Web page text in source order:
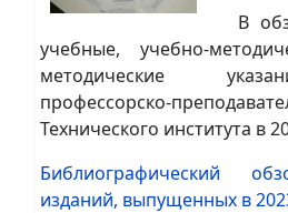
В
учебные, учебно-
методические
профессорско-
Технического института в
Библиографический
изданий, выпущенных в